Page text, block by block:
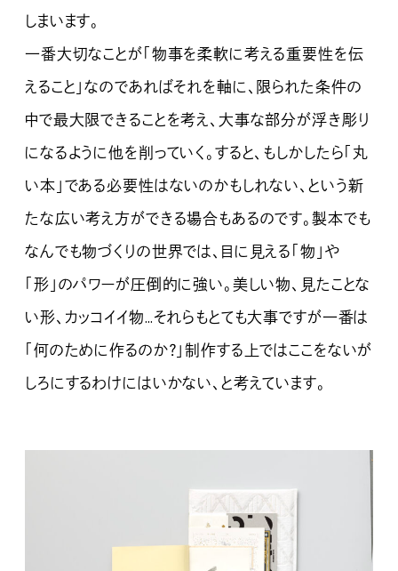
しまいます。
一番大切なことが「物事を柔軟に考える重要性を伝
えること」なのであればそれを軸に、限られた条件の
中で最大限できることを考え、大事な部分が浮き彫り
になるように他を削っていく。すると、もしかしたら「丸
い本」である必要性はないのかもしれない、という新
たな広い考え方ができる場合もあるのです。製本でも
なんでも物づくりの世界では、目に見える「物」や
「形」のパワーが圧倒的に強い。美しい物、見たことな
い形、カッコイイ物…それらもとても大事ですが一番は
「何のために作るのか？」制作する上ではここをないが
しろにするわけにはいかない、と考えています。